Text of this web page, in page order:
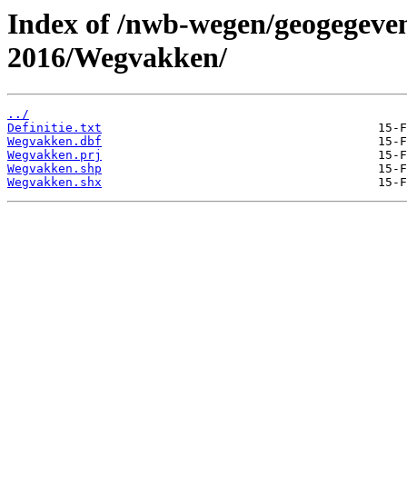
Index of /nwb-wegen/
2016/Wegvakken/
../
Definitie.txt
Wegvakken.dbf
Wegvakken.prj
Wegvakken.shp
Wegvakken.shx